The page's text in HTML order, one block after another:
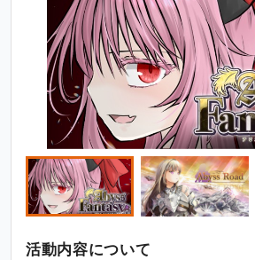
活動内容について